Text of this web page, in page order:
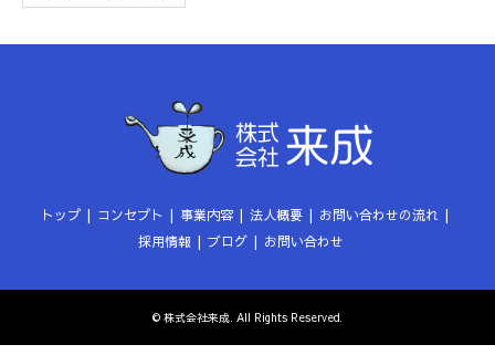
トップ コンセプト 事業内容 法人概要
お問い合わせの流れ
採用情報
ブログ お問い合わせ
© 株式会社来成. All Rights Reserved.